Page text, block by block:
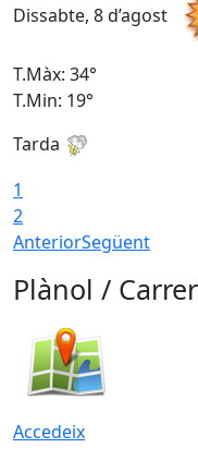
Dissabte, 8 d’agost
T.Màx: 34°
T.Min: 19°
Tarda
1
2
AnteriorSegüent
Plànol /
Accedeix